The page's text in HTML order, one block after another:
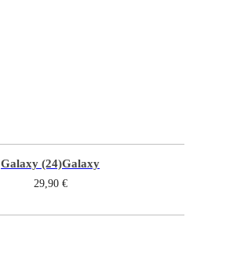
Galaxy (24)Galaxy
29,90 €